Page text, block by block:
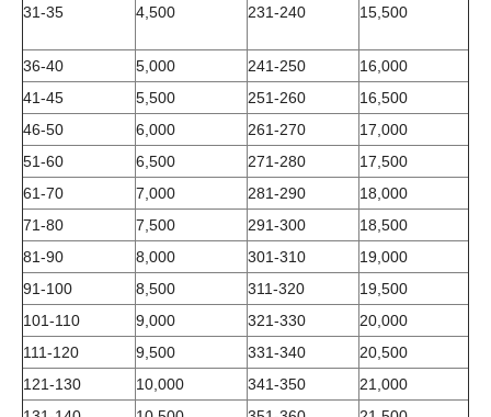
31-35 4,500 231-240 15,500
36-40 5,000 241-250
16,000
41-45
5,500 251-260
16,500
46-50
6,000 261-270
17,000
51-60
6,500 271-280
17,500
61-70
7,000 281-290
18,000
71-80
7,500 291-300
18,500
81-90
8,000 301-310
19,000
91-100
8,500 311-320
19,500
101-110
9,000 321-330
20,000
111-120
9,500 331-340
20,500
121-130
10,000 341-350
21,000